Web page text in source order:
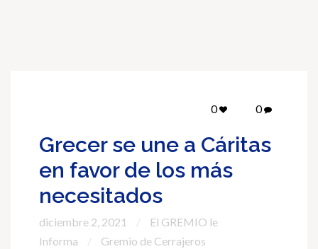
0 0
Grecer se une a Cáritas
en favor de los más
necesitados
diciembre 2, 2021
El GREMIO le
Informa
Gremio de Cerrajeros